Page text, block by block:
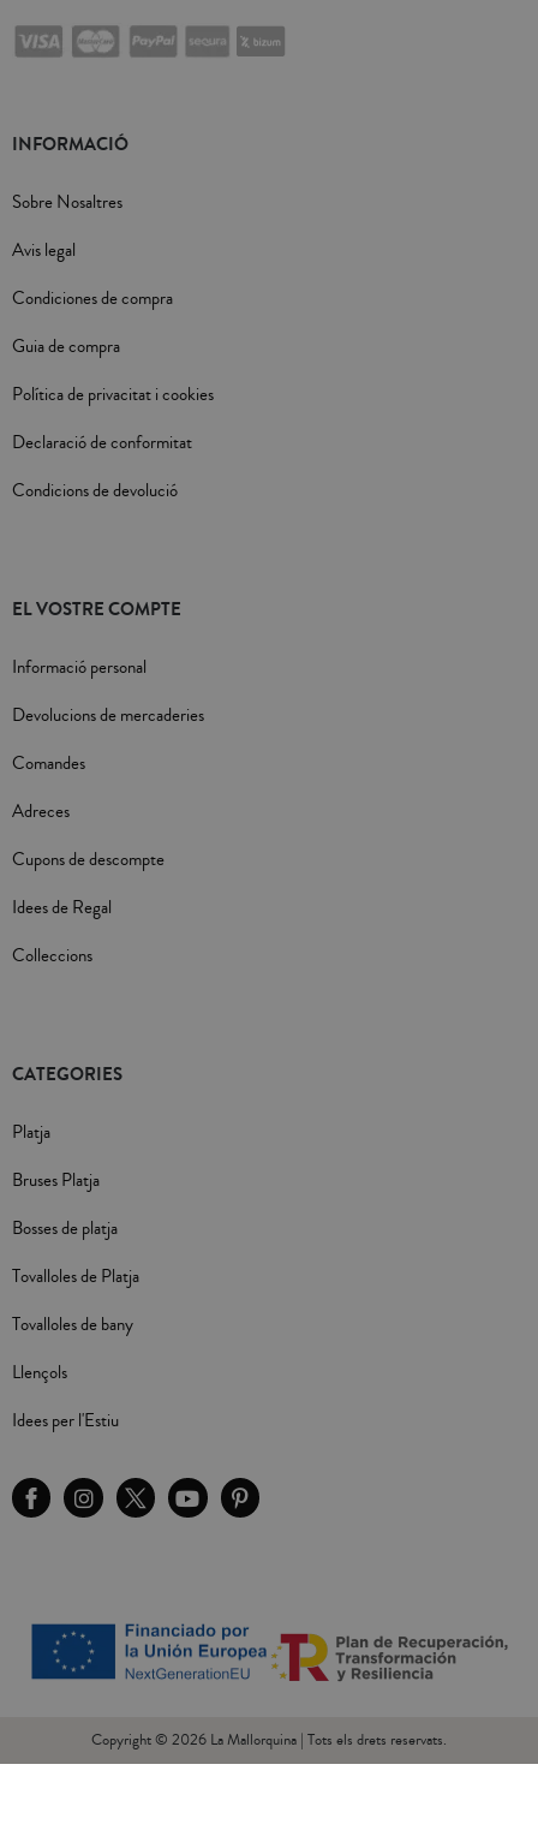
INFORMACIÓ
Sobre Nosaltres
Avis legal
Condiciones de compra
Guia de compra
Política de privacitat i cookies
Declaració de conformitat
Condicions de devolució
EL VOSTRE COMPTE
Informació personal
Devolucions de mercaderies
Comandes
Adreces
Cupons de descompte
Idees de Regal
Colleccions
CATEGORIES
Platja
Bruses Platja
Bosses de platja
Tovalloles de Platja
Tovalloles de bany
Llençols
Idees per l'Estiu
Copyright © 2026 La Mallorquina | Tots els drets reservats.